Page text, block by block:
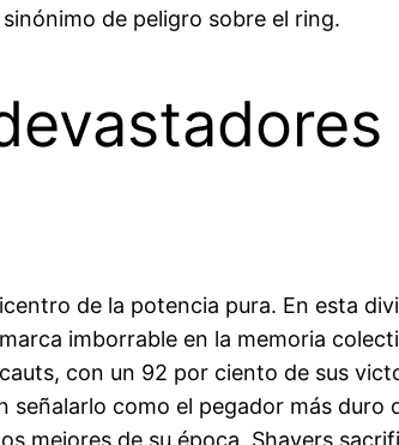
de peligro sobre el ring.
de la potencia pura. En esta
imborrable en la memoria
con un 92 por ciento de sus
señalarlo como el pegador más
mejores de su época. Shavers